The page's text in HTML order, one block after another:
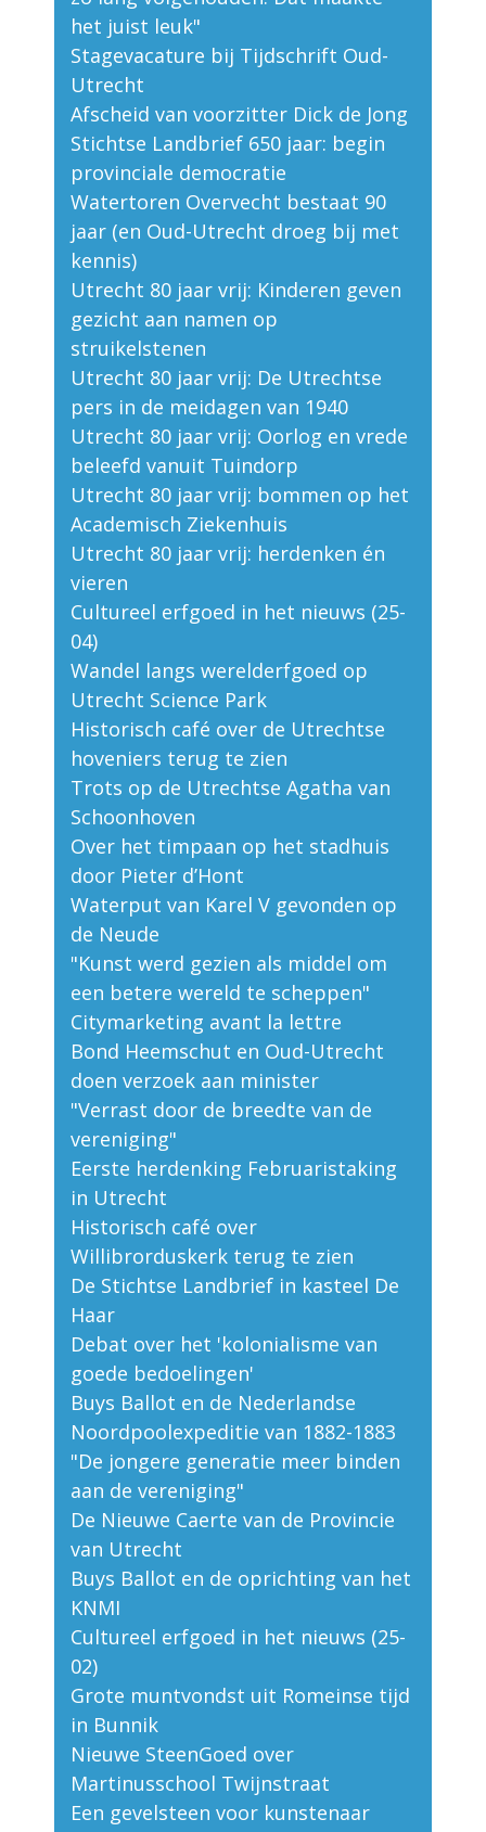
het juist leuk"
Stagevacature bij Tijdschrift Oud-
Utrecht
Afscheid van voorzitter Dick de Jong
Stichtse Landbrief 650 jaar: begin
provinciale democratie
Watertoren Overvecht bestaat 90
jaar (en Oud-Utrecht droeg bij met
kennis)
Utrecht 80 jaar vrij: Kinderen geven
gezicht aan namen op
struikelstenen
Utrecht 80 jaar vrij: De Utrechtse
pers in de meidagen van 1940
Utrecht 80 jaar vrij: Oorlog en vrede
beleefd vanuit Tuindorp
Utrecht 80 jaar vrij: bommen op het
Academisch Ziekenhuis
Utrecht 80 jaar vrij: herdenken én
vieren
Cultureel erfgoed in het nieuws (25-
04)
Wandel langs werelderfgoed op
Utrecht Science Park
Historisch café over de Utrechtse
hoveniers terug te zien
Trots op de Utrechtse Agatha van
Schoonhoven
Over het timpaan op het stadhuis
door Pieter d’Hont
Waterput van Karel V gevonden op
de Neude
"Kunst werd gezien als middel om
een betere wereld te scheppen"
Citymarketing avant la lettre
Bond Heemschut en Oud-Utrecht
doen verzoek aan minister
"Verrast door de breedte van de
vereniging"
Eerste herdenking Februaristaking
in Utrecht
Historisch café over
Willibrorduskerk terug te zien
De Stichtse Landbrief in kasteel De
Haar
Debat over het 'kolonialisme van
goede bedoelingen'
Buys Ballot en de Nederlandse
Noordpoolexpeditie van 1882-1883
"De jongere generatie meer binden
aan de vereniging"
De Nieuwe Caerte van de Provincie
van Utrecht
Buys Ballot en de oprichting van het
KNMI
Cultureel erfgoed in het nieuws (25-
02)
Grote muntvondst uit Romeinse tijd
in Bunnik
Nieuwe SteenGoed over
Martinusschool Twijnstraat
Een gevelsteen voor kunstenaar